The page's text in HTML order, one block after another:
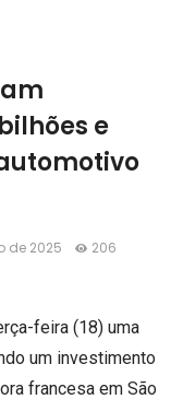
e
de 2025
206
feira (18) uma
um investimento
francesa em São